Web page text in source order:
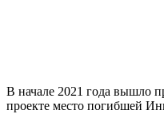
В начале 2021 года вышло
проекте место погибшей